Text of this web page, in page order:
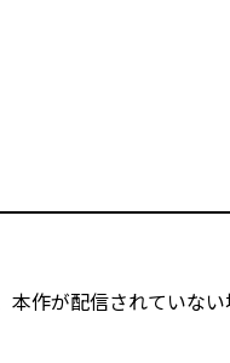
作が配信されていない